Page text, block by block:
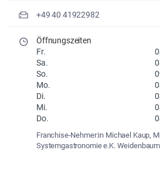
+49 40 41922982
Öffnungszeiten
Fr.
Sa.
So.
Mo.
Di.
Mi.
Do.
Franchise-Nehmer:in Michael Kaup,
Systemgastronomie e.K.